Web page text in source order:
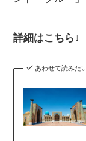
詳細はこちら↓
あわせて読みた